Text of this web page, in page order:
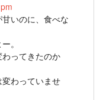
いのに、食べな
。
ってきたのか
わっていませ